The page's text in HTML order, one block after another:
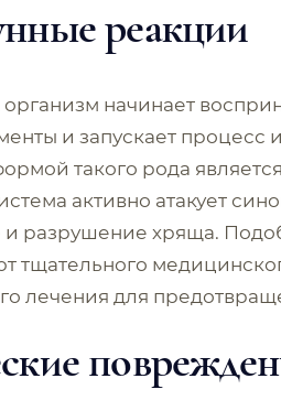
реакции
начинает
и запускает процесс
такого рода
активно атакует
и разрушение хряща.
тщательного
лечения для